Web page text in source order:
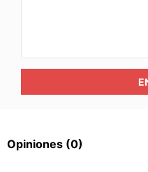
Opiniones (0)